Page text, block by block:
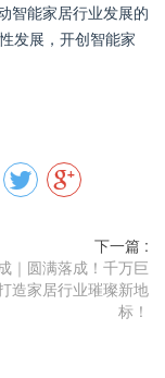
智能家居行业发展的
发展，开创智能家
下一篇 :
｜圆满落成！千万巨
造家居行业璀璨新地
标！